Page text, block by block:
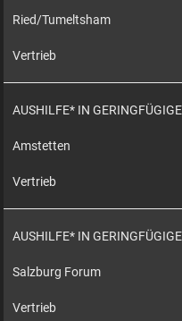
Ried/Tumeltsham
Vertrieb
AUSHILFE* IN
Amstetten
Vertrieb
AUSHILFE* IN
Salzburg Forum
Vertrieb